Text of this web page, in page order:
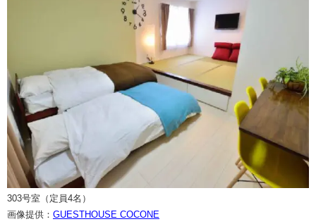
303号室（定員4名）
画像提供： GUESTHOUSE COCONE